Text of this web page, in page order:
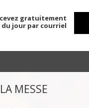
gratuitement
du jour par courriel
MESSE